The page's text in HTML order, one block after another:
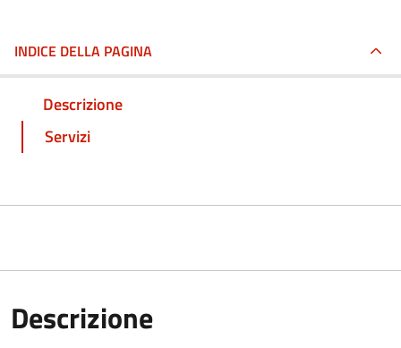
INDICE DELLA PAGINA
Descrizione
Servizi
Descrizione